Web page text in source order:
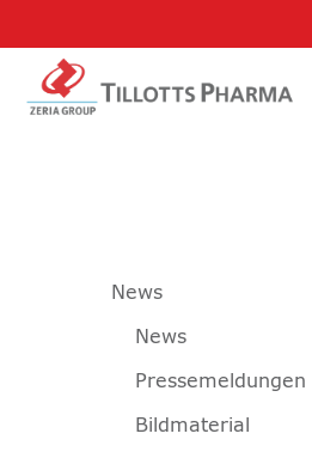
News
News
Pressemeldungen
Bildmaterial